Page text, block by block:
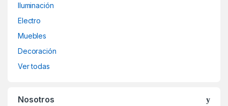
Iluminación
Electro
Muebles
Decoración
Ver todas
Nosotros